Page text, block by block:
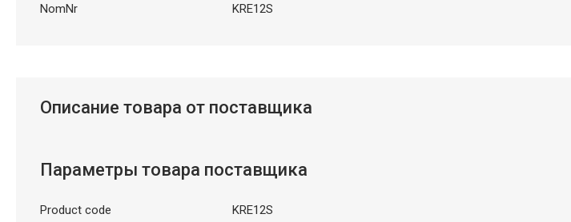
NomNr KRE12S
Описание товара от поставщика
Параметры товара поставщика
Product code KRE12S